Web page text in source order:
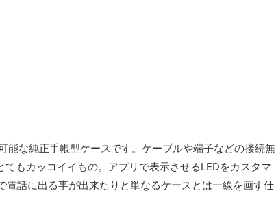
な純正手帳型ケースです。ケーブルや端子などの接続無
もカッコイイもの。アプリで表示させるLEDをカスタマ
話に出る事が出来たりと単なるケースとは一線を画す仕